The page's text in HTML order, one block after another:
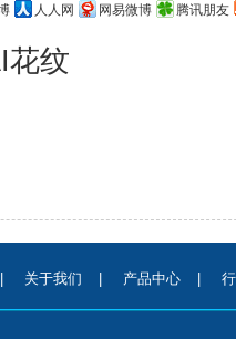
人人网 网易微博 腾讯朋友
花纹
关于我们 产品中心